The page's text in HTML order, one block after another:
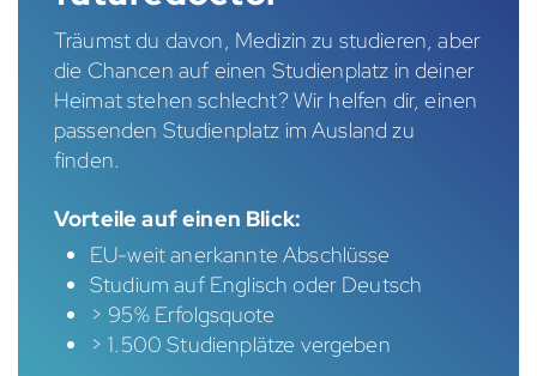
Träumst du davon, Medizin zu studieren, aber
die Chancen auf einen Studienplatz in deiner
Heimat stehen schlecht? Wir helfen dir, einen
passenden Studienplatz im Ausland zu
finden.
Vorteile auf einen Blick:
EU-weit anerkannte Abschlüsse
Studium auf Englisch oder Deutsch
> 95% Erfolgsquote
> 1.500 Studienplätze vergeben